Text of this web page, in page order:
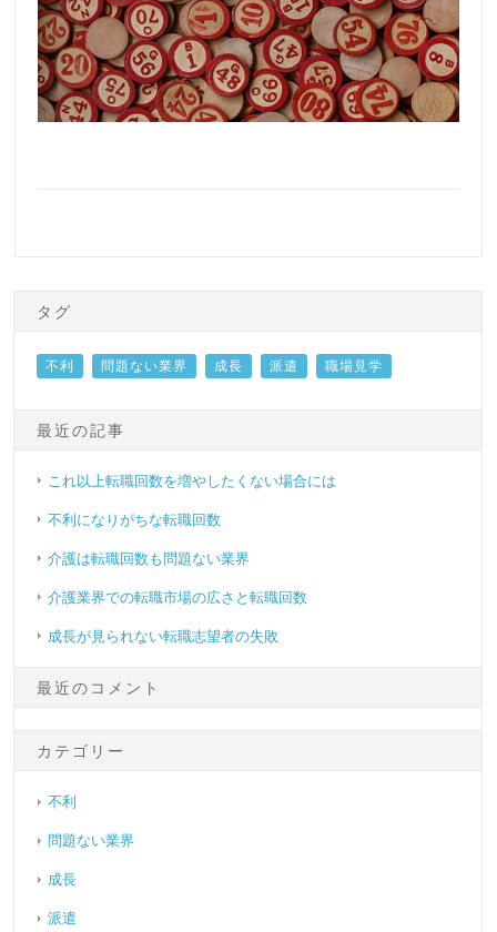
タグ
不利 問題ない業界 成長 派遣 職場見学
最近の記事
これ以上転職回数を増やしたくない場合には
不利になりがちな転職回数
介護は転職回数も問題ない業界
介護業界での転職市場の広さと転職回数
成長が見られない転職志望者の失敗
最近のコメント
カテゴリー
不利
問題ない業界
成長
派遣